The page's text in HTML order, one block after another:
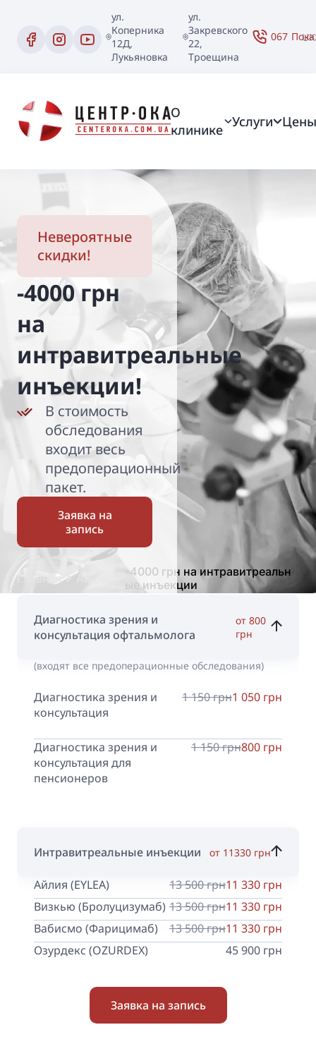
ул.
Коперника
12Д,
Лукьяновка
ул.
Закревского
22,
Троещина
067 UK
О
клинике
Услуги Цены
Невероятные
скидки!
-4000 грн
на
интравитреальные
инъекции!
В стоимость
обследования
входит весь
предоперационный
пакет.
Заявка на
запись
Главная
-4000 грн на интравитреальн
ые инъекции
Диагностика зрения и
консультация офтальмолога
от 800
грн
(входят все предоперационные обследования)
Диагностика зрения и
консультация
1 150 грн1 050 грн
Диагностика зрения и
консультация для
пенсионеров
1 150 грн800 грн
Интравитреальные инъекции от 11330 грн
Айлия (EYLEA) 13 500 грн11 330 грн
Визкью (Бролуцизумаб) 13 500 грн11 330 грн
Вабисмо (Фарицимаб)
13 500 грн11 330 грн
Озурдекс (OZURDEX)
45 900 грн
Заявка на запись